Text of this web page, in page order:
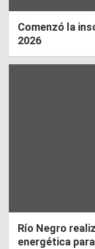
Comenzó la
2026
Río Negro
energética